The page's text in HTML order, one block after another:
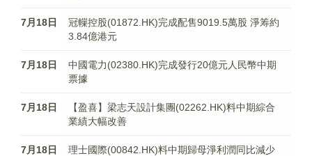
7月18日
冠轈控股(01872.HK)完成配售9019.5萬股 淨筹約
3.84億港元
7月18日
中國電力(02380.HK)完成發行20億元人民幣中期
票據
7月18日
【盈喜】梁志天設計集團(02262.HK)料中期綜合
業績大幅改善
7月18日
理士國際(00842.HK)料中期歸母淨利潤同比減少